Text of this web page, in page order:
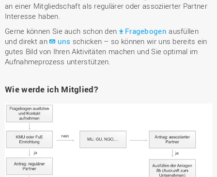
an einer Mitgliedschaft als regulärer oder assoziierter Partner
Interesse haben.
Gerne können Sie auch schon den
Fragebogen ausfüllen
und direkt an
uns schicken – so können wir uns bereits ein
gutes Bild von Ihren Aktivitäten machen und Sie optimal im
Aufnahmeprozess unterstützen.
Wie werde ich Mitglied?